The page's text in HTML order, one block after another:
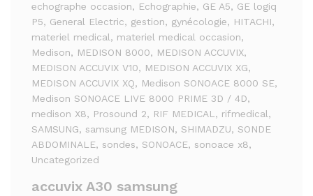
echographe occasion, Echographie, GE A5, GE logiq
P5, General Electric, gestion, gynécologie, HITACHI,
materiel medical, materiel medical occasion,
Medison, MEDISON 8000, MEDISON ACCUVIX,
MEDISON ACCUVIX V10, MEDISON ACCUVIX XG,
MEDISON ACCUVIX XQ, Medison SONOACE 8000 SE,
Medison SONOACE LIVE 8000 PRIME 3D / 4D,
medison X8, Prosound 2, RIF MEDICAL , rifmedical,
SAMSUNG, samsung MEDISON, SHIMADZU, SONDE
ABDOMINALE, sondes, SONOACE, sonoace x8,
Uncategorized
accuvix A30 samsung